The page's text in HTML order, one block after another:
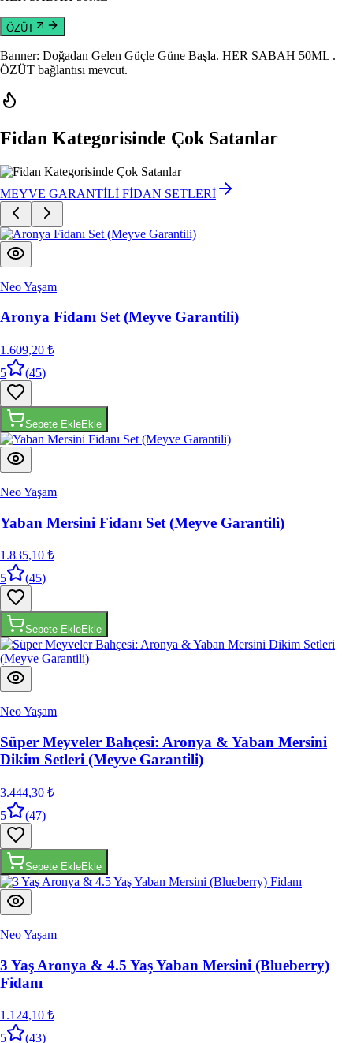
Banner: Doğadan Gelen Güçle Güne Başla
MEYVE GARANTİLİ FİDAN SETLERİ
Neo Yaşam
Aronya Fidanı Set (Meyve Garantili)
1.609,20 ₺
5
(45)
Sepete Ekle
Neo Yaşam
Yaban Mersini Fidanı Set (Meyve Garantili)
1.835,10 ₺
5
(45)
Sepete Ekle
Neo Yaşam
Süper Meyveler Bahçesi: Aronya & Yaban Mersini
Dikim Setleri (Meyve Garantili)
3.444,30 ₺
5
(47)
Sepete Ekle
Neo Yaşam
3 Yaş Aronya & 4.5 Yaş Yaban Mersini (Blueberry)
Fidanı
1.124,10 ₺
5
(43)